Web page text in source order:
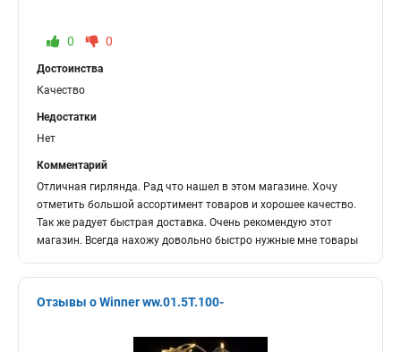
0 0
Достоинства
Качество
Недостатки
Нет
Комментарий
Отличная гирлянда. Рад что нашел в этом магазине. Хочу
отметить большой ассортимент товаров и хорошее качество.
Так же радует быстрая доставка. Очень рекомендую этот
магазин. Всегда нахожу довольно быстро нужные мне товары
Отзывы о Winner ww.01.5Т.100-